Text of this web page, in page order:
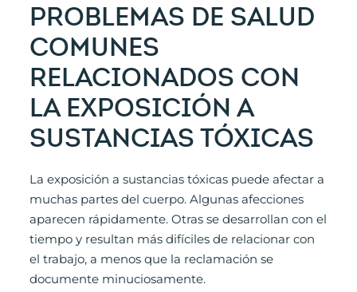
PROBLEMAS DE SALUD
COMUNES
RELACIONADOS CON
LA EXPOSICIÓN A
SUSTANCIAS TÓXICAS
La exposición a sustancias tóxicas puede afectar a
muchas partes del cuerpo. Algunas afecciones
aparecen rápidamente. Otras se desarrollan con el
tiempo y resultan más difíciles de relacionar con
el trabajo, a menos que la reclamación se
documente minuciosamente.